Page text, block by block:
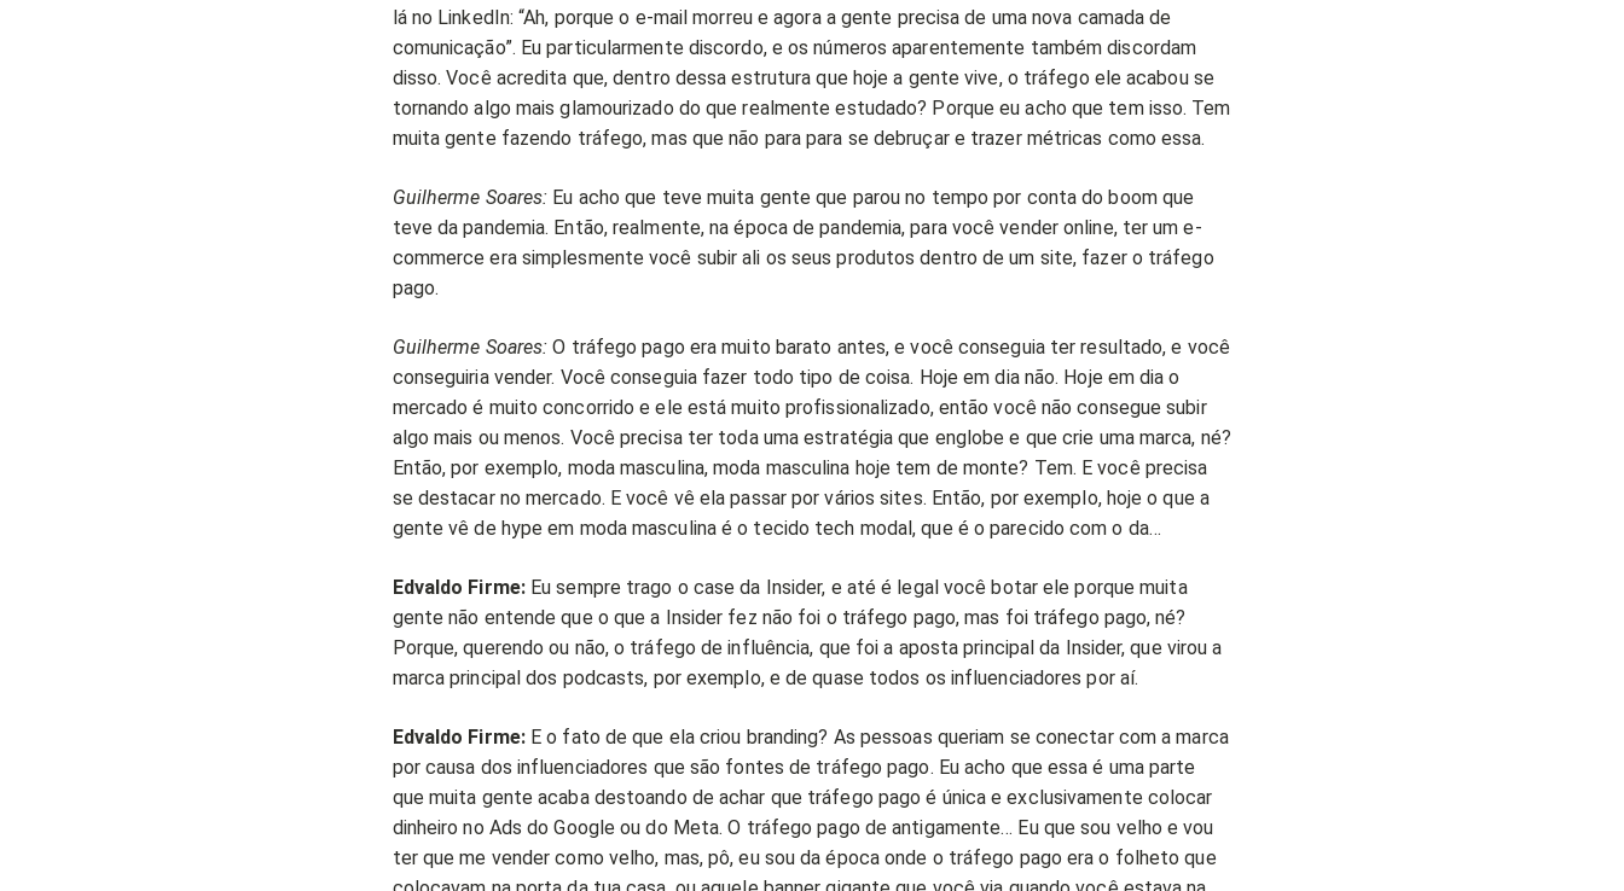
lá no LinkedIn: “Ah, porque o e-mail morreu e agora a gente precisa de uma nova camada de
comunicação”. Eu particularmente discordo, e os números aparentemente também discordam
disso. Você acredita que, dentro dessa estrutura que hoje a gente vive, o tráfego ele acabou se
tornando algo mais glamourizado do que realmente estudado? Porque eu acho que tem isso. Tem
muita gente fazendo tráfego, mas que não para para se debruçar e trazer métricas como essa.
Guilherme Soares: Eu acho que teve muita gente que parou no tempo por conta do boom que
teve da pandemia. Então, realmente, na época de pandemia, para você vender online, ter um e-
commerce era simplesmente você subir ali os seus produtos dentro de um site, fazer o tráfego
pago.
Guilherme Soares: O tráfego pago era muito barato antes, e você conseguia ter resultado, e você
conseguiria vender. Você conseguia fazer todo tipo de coisa. Hoje em dia não. Hoje em dia o
mercado é muito concorrido e ele está muito profissionalizado, então você não consegue subir
algo mais ou menos. Você precisa ter toda uma estratégia que englobe e que crie uma marca, né?
Então, por exemplo, moda masculina, moda masculina hoje tem de monte? Tem. E você precisa
se destacar no mercado. E você vê ela passar por vários sites. Então, por exemplo, hoje o que a
gente vê de hype em moda masculina é o tecido tech modal, que é o parecido com o da…
Edvaldo Firme:Eu sempre trago o case da Insider, e até é legal você botar ele porque muita
gente não entende que o que a Insider fez não foi o tráfego pago, mas foi tráfego pago, né?
Porque, querendo ou não, o tráfego de influência, que foi a aposta principal da Insider, que virou a
marca principal dos podcasts, por exemplo, e de quase todos os influenciadores por aí.
Edvaldo Firme:E o fato de que ela criou branding? As pessoas queriam se conectar com a marca
por causa dos influenciadores que são fontes de tráfego pago. Eu acho que essa é uma parte
que muita gente acaba destoando de achar que tráfego pago é única e exclusivamente colocar
dinheiro no Ads do Google ou do Meta. O tráfego pago de antigamente… Eu que sou velho e vou
ter que me vender como velho, mas, pô, eu sou da época onde o tráfego pago era o folheto que